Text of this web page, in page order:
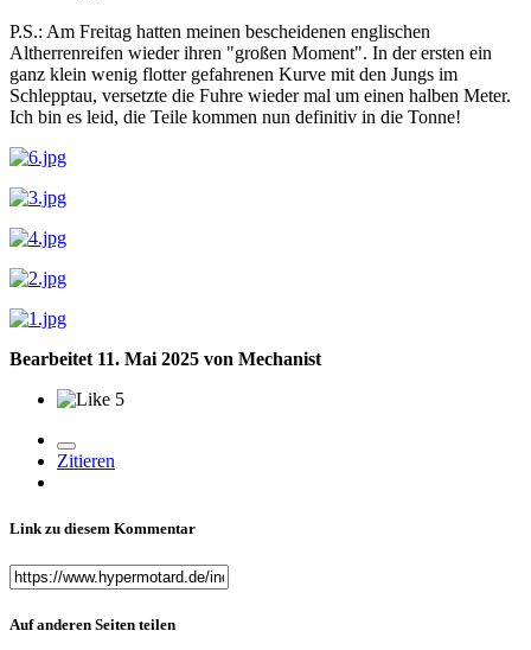
P.S.: Am Freitag hatten meinen bescheidenen englischen
Altherrenreifen wieder ihren "großen Moment". In der ersten ein
ganz klein wenig flotter gefahrenen Kurve mit den Jungs im
Schlepptau, versetzte die Fuhre wieder mal um einen halben Meter.
Ich bin es leid, die Teile kommen nun definitiv in die Tonne!
Bearbeitet 11. Mai 2025 von Mechanist
5
Zitieren
Link zu diesem Kommentar
Auf anderen Seiten teilen